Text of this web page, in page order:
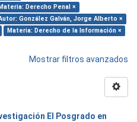
Derecho Penal ×
González Galván, Jorge Alberto ×
Materia: Derecho de la Información ×
Mostrar filtros avanzados
El Posgrado en